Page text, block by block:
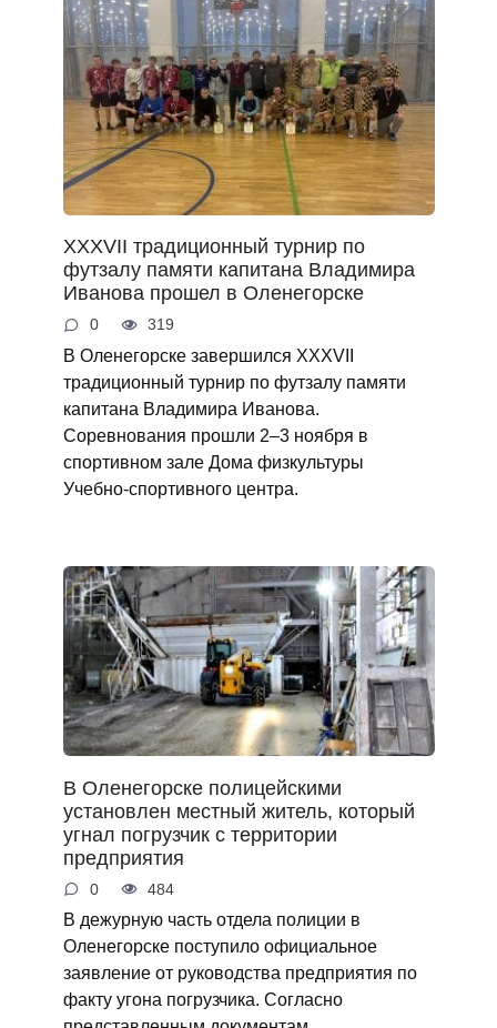
XXXVII традиционный турнир по
футзалу памяти капитана Владимира
Иванова прошел в Оленегорске
0 319
В Оленегорске завершился XXXVII
традиционный турнир по футзалу памяти
капитана Владимира Иванова.
Соревнования прошли 2–3 ноября в
спортивном зале Дома физкультуры
Учебно‑спортивного центра.
В Оленегорске полицейскими
установлен местный житель, который
угнал погрузчик с территории
предприятия
0 484
В дежурную часть отдела полиции в
Оленегорске поступило официальное
заявление от руководства предприятия по
факту угона погрузчика. Согласно